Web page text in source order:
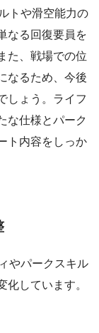
トや滑空能力の
なる回復要員を
た、戦場での位
なるため、今後
しょう。ライフ
な仕様とパーク
ト内容をしっか
やパークスキル
しています。